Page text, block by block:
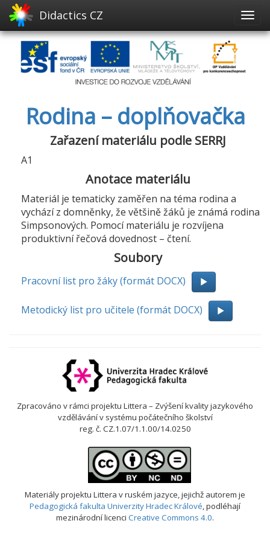
Didactics CZ
Rodina – doplňovačka
Zařazení materiálu podle SERRJ
A1
Anotace materiálu
Materiál je tematicky zaměřen na téma rodina a
vychází z domněnky, že většině žáků je známá rodina
Simpsonových. Pomocí materiálu je rozvíjena
produktivní řečová dovednost – čtení.
Soubory
Pracovní list pro žáky (formát DOCX)
Metodický list pro učitele (formát DOCX)
Zpracováno v rámci projektu Littera – Zvýšení kvality jazykového
vzdělávání v systému počátečního školství
reg. č. CZ.1.07/1.1.00/14.0250
Materiály projektu Littera v ruském jazyce, jejichž autorem je
Pedagogická fakulta Univerzity Hradec Králové, podléhají
mezinárodní licenci Creative Commons 4.0.